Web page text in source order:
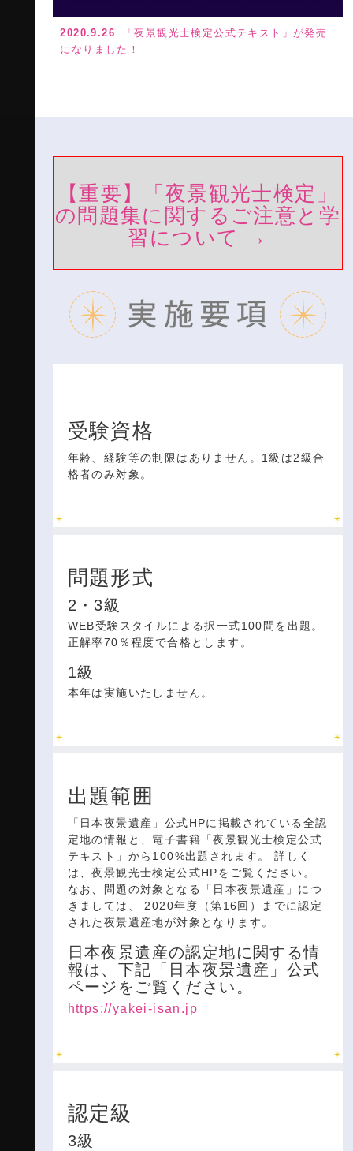
2020.9.26
「夜景観光士検定公式テキスト」が発売
になりました！
【重要】「夜景観光士検定」
の問題集に関するご注意と学
習について →
受験資格
年齢、経験等の制限はありません。1級は2級合
格者のみ対象。
問題形式
2・3級
WEB受験スタイルによる択一式100問を出題。
正解率70％程度で合格とします。
1級
本年は実施いたしません。
出題範囲
「日本夜景遺産」公式HPに掲載されている全認
定地の情報と、電子書籍「夜景観光士検定公式
テキスト」から100%出題されます。 詳しく
は、夜景観光士検定公式HPをご覧ください。
なお、問題の対象となる「日本夜景遺産」につ
きましては、 2020年度（第16回）までに認定
された夜景遺産地が対象となります。
日本夜景遺産の認定地に関する情
報は、下記「日本夜景遺産」公式
ページをご覧ください。
https://yakei-isan.jp
認定級
3級